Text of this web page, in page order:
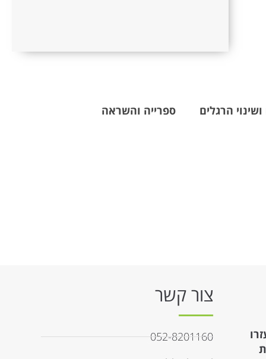
הרגלים ספרייה והשראה
צור קשר
052-8201160